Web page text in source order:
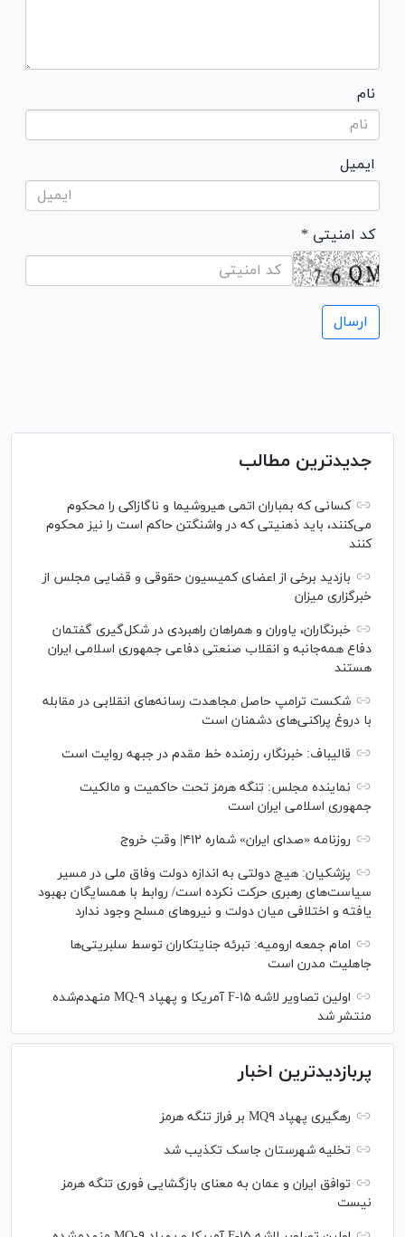
نام
ایمیل
* کد امنیتی
جدیدترین مطالب
کسانی که بمباران اتمی هیروشیما و ناگازاکی را محکوم
می‌کنند، باید ذهنیتی که در واشنگتن حاکم است را نیز محکوم
کنند
بازدید برخی از اعضای کمیسیون حقوقی و قضایی مجلس از
خبرگزاری میزان
خبرنگاران، یاوران و همراهان راهبردی در شکل‌گیری گفتمان
دفاع همه‌جانبه و انقلاب صنعتی دفاعی جمهوری اسلامی ایران
هستند
شکست ترامپ حاصل مجاهدت رسانه‌های انقلابی در مقابله
با دروغ پراکنی‌های دشمنان است
قالیباف: خبرنگار، رزمنده خط مقدم در جبهه روایت است
نماینده مجلس: تنگه هرمز تحت حاکمیت و مالکیت
جمهوری اسلامی ایران است
روزنامه «صدای ایران» شماره ۴۱۲| وقتِ خروج
پزشکیان: هیچ دولتی به اندازه دولت وفاق ملی در مسیر
سیاست‌های رهبری حرکت نکرده است/ روابط با همسایگان بهبود
یافته و اختلافی میان دولت و نیروهای مسلح وجود ندارد
امام جمعه ارومیه: تبرئه جنایتکاران توسط سلبریتی‌ها
جاهلیت مدرن است
اولین تصاویر لاشه F-۱۵ آمریکا و پهپاد MQ-۹ منهدم‌شده
منتشر شد
پربازدیدترین اخبار
رهگیری پهپاد MQ۹ بر فراز تنگه هرمز
تخلیه شهرستان جاسک تکذیب شد
توافق ایران و عمان به معنای بازگشایی فوری تنگه هرمز
نیست